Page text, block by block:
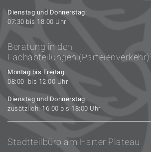
Dienstag und Donnerstag:
07:30 bis 18:00 Uhr
Beratung in den
Fachabteilungen (Parteienverkehr):
Montag bis Freitag:
08:00 bis 12:00 Uhr
Dienstag und Donnerstag:
zusätzlich: 16:00 bis 18:00 Uhr
Stadtteilbüro am Harter Plateau